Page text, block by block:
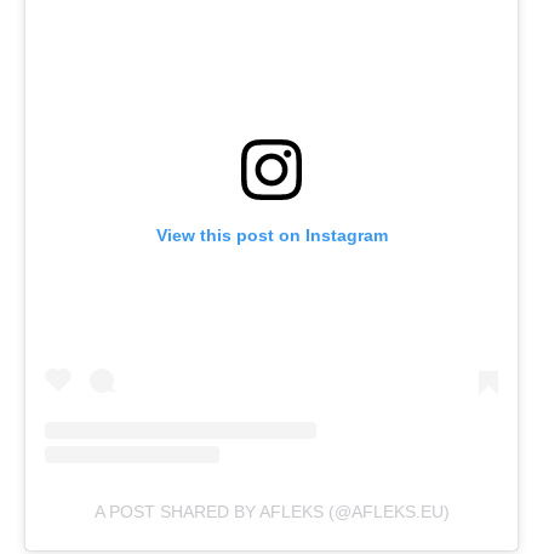
View this post on Instagram
A POST SHARED BY AFLEKS (@AFLEKS.EU)